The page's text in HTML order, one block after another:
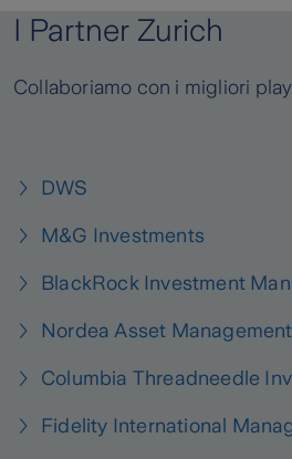
I Partner Zurich
Collaboriamo con i migliori
DWS
M&G Investments
BlackRock Investment
Nordea Asset Management
Columbia Threadneedle
Fidelity International